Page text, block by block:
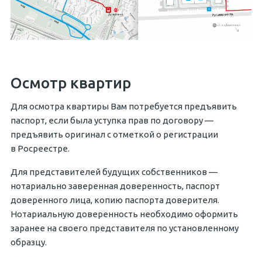
Осмотр квартир
Для осмотра квартиры Вам потребуется предъявить
паспорт, если была уступка прав по договору —
предъявить оригинал с отметкой о регистрации
в Росреестре.
Для представителей будущих собственников —
нотариально заверенная доверенность, паспорт
доверенного лица, копию паспорта доверителя.
Нотариальную доверенность необходимо оформить
заранее на своего представителя по установленному
образцу.